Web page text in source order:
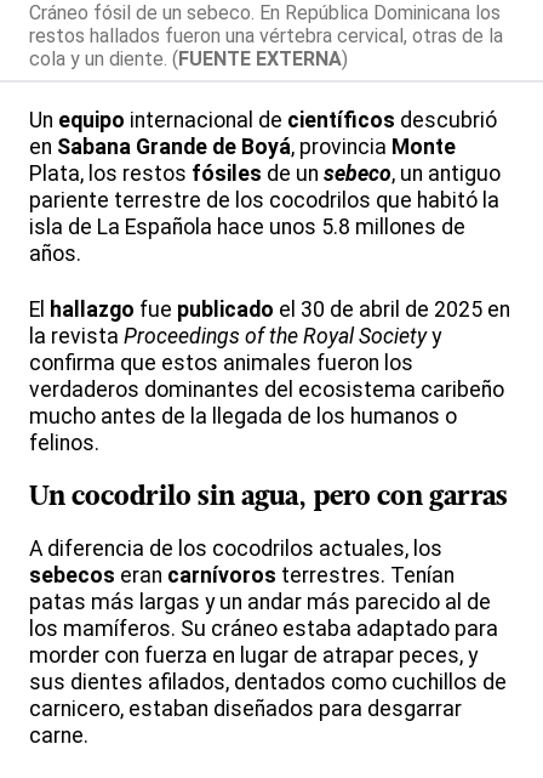
Cráneo fósil de un sebeco. En República Dominicana los
restos hallados fueron una vértebra cervical, otras de la
cola y un diente. (FUENTE EXTERNA)
Un equipo internacional de científicos descubrió
en Sabana Grande de Boyá, provincia Monte
Plata, los restos fósiles de un sebeco, un antiguo
pariente terrestre de los cocodrilos que habitó la
isla de La Española hace unos 5.8 millones de
años.
El hallazgo fue publicado el 30 de abril de 2025 en
la revista Proceedings of the Royal Society y
confirma que estos animales fueron los
verdaderos dominantes del ecosistema caribeño
mucho antes de la llegada de los humanos o
felinos.
Un cocodrilo sin agua, pero con garras
A diferencia de los cocodrilos actuales, los
sebecos eran carnívoros terrestres. Tenían
patas más largas y un andar más parecido al de
los mamíferos. Su cráneo estaba adaptado para
morder con fuerza en lugar de atrapar peces, y
sus dientes afilados, dentados como cuchillos de
carnicero, estaban diseñados para desgarrar
carne.